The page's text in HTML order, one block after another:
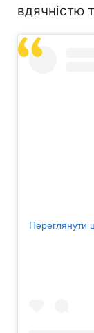
вдячністю
Переглянути